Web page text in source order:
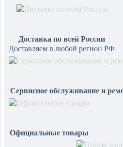
Доставка по всей России
Доставляем в любой регион РФ
Сервисное обслуживание и
Официальные товары